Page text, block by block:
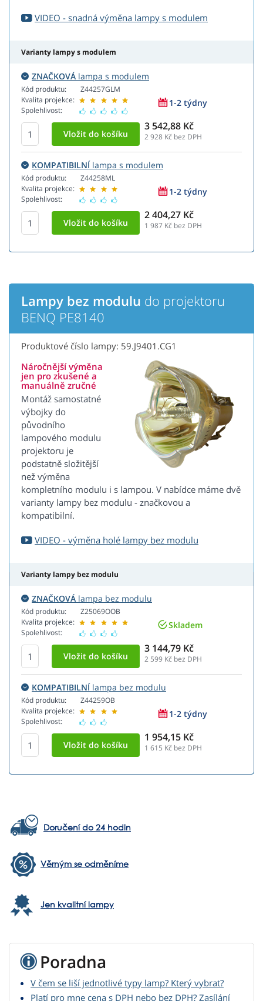
VIDEO - snadná výměna lampy s modulem
Varianty lampy s modulem
ZNAČKOVÁ lampa s modulem
Kód produktu:
Kvalita projekce:
Spolehlivost:
Z44257GLM
1-2 týdny
3 542,88 Kč
2 928 Kč bez DPH
KOMPATIBILNÍlampa s modulem
Kód produktu:
Kvalita projekce:
Spolehlivost:
Z44258ML
1-2 týdny
2 404,27 Kč
1 987 Kč bez DPH
Lampy bez modulu do projektoru
BENQ PE8140
Produktové číslo lampy: 59.J9401.CG1
Náročnější výměna
jen pro zkušené a
manuálně zručné
Montáž samostatné
výbojky do
původního
lampového modulu
projektoru je
podstatně složitější
než výměna
kompletního modulu i s lampou. V nabídce máme dvě
varianty lampy bez modulu - značkovou a
kompatibilní.
VIDEO - výměna holé lampy bez modulu
Varianty lampy bez modulu
ZNAČKOVÁ lampa bez modulu
Kód produktu:
Kvalita projekce:
Spolehlivost:
Z25069OOB
Skladem
3 144,79 Kč
2 599 Kč bez DPH
KOMPATIBILNÍlampa bez modulu
Kód produktu:
Kvalita projekce:
Spolehlivost:
Z44259OB
1-2 týdny
1 954,15 Kč
1 615 Kč bez DPH
Doručení do 24 hodin
Věrným se odměníme
Jen kvalitní lampy
Poradna
V čem se liší jednotlivé typy lamp? Který vybrat?
Platí pro mne cena s DPH nebo bez DPH? Zasílání